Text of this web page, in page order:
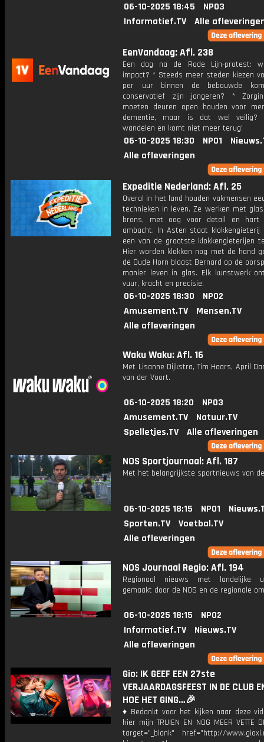
06-10-2025 18:45
NPO3
Informatief.TV
Alle
EenVandaag: Afl. 238
Een dag na de Rode Lijn-protest:
impact? * Steeds meer steden kiezen
per uur binnen de bebouwde
conservatief zijn jongeren? *
moeten deuren open houden voor
dementie, maar is dat wel veilig?
wandelen en komt niet meer terug'
06-10-2025 18:30 NPO1
Alle afleveringen
Expeditie Nederland: Afl. 25
Overal in het land houden vakmensen
technieken in leven. Ze werken met
brons, met oog voor detail en hart
ambacht. In Asten staat klokkengieterij
een van de grootste klokkengieterijen
Hier worden klokken nog met de hand
de Oude Horn blaast Bernard op de
manier leven in glas. Elk kunstwerk
vuur, kracht en precisie.
06-10-2025 18:30
NPO2
Amusement.TV
Mensen.TV
Alle afleveringen
Waku Waku: Afl. 16
Met Lisanne Dijkstra, Tim Haars, April
van der Voort.
06-10-2025 18:20
NPO3
Amusement.TV
Natuur.TV
Spelletjes.TV
Alle afleveringen
NOS Sportjournaal: Afl. 187
Met het belangrijkste sportnieuws van
06-10-2025 18:15 NPO1
Sporten.TV
Voetbal.TV
Alle afleveringen
NOS Journaal Regio: Afl. 194
Regionaal nieuws met landelijke
gemaakt door de NOS en de regionale
06-10-2025 18:15
NPO2
Informatief.TV
Nieuws.TV
Alle afleveringen
Gio: IK GEEF EEN 27ste
VERJAARDAGSFEEST IN DE CLUB
HOE HET GING…🎉
♦ Bedankt voor het kijken naar deze
hier mijn TRUIEN EN NOG MEER VETTE
target="_blank" href="http://